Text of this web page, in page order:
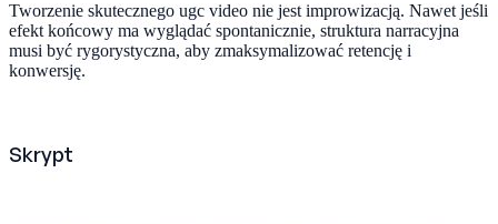
Tworzenie skutecznego ugc video nie jest improwizacją. Nawet jeśli
efekt końcowy ma wyglądać spontanicznie, struktura narracyjna
musi być rygorystyczna, aby zmaksymalizować retencję i
konwersję.
Skrypt